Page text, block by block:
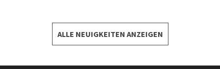
ALLE NEUIGKEITEN ANZEIGEN